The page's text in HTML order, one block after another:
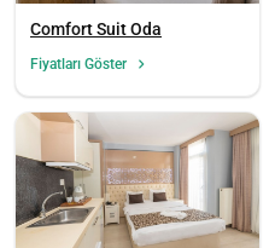
Comfort Suit Oda
Fiyatları Göster